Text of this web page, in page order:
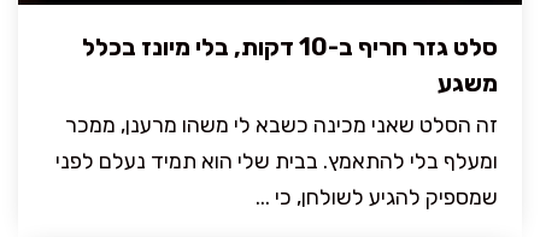
סלט גזר חריף ב-10 דקות, בלי מיונז בכלל
משגע
זה הסלט שאני מכינה כשבא לי משהו מרענן, ממכר
ומעלף בלי להתאמץ. בבית שלי הוא תמיד נעלם לפני
שמספיק להגיע לשולחן, כי ...